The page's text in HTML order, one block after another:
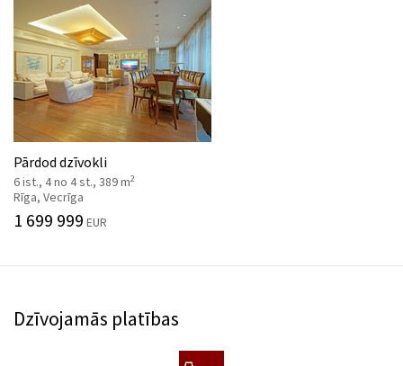
Pārdod dzīvokli
6 ist., 4 no 4 st., 389 m2
Rīga, Vecrīga
1 699 999 EUR
Dzīvojamās platības